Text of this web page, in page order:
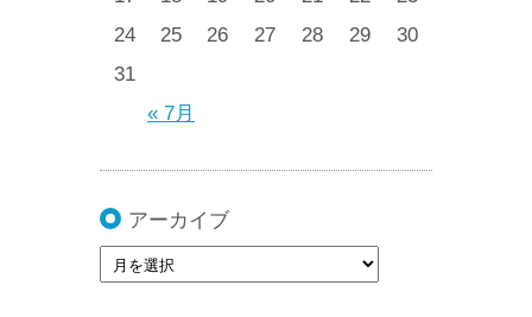
« 7月
24
25 26 27 28 29
30
31
アーカイブ